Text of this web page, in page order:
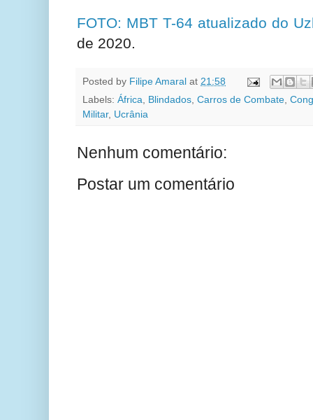
FOTO: MBT T-64 atualizado do
de 2020.
Posted by Filipe Amaral at 21:58
Labels: África, Blindados, Carros de Combate,
Militar, Ucrânia
Nenhum comentário:
Postar um comentário